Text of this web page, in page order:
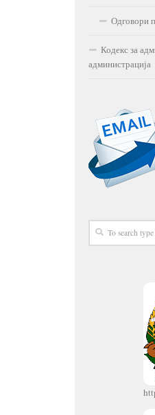
Одговори
Кодекс за
администрација